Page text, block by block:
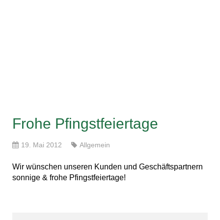
Frohe Pfingstfeiertage
19. Mai 2012 Allgemein
Wir wünschen unseren Kunden und Geschäftspartnern
sonnige & frohe Pfingstfeiertage!